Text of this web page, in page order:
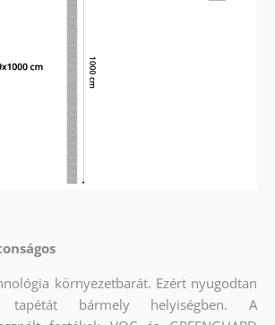
környezetbarát. Ezért nyugodtan
tapétát bármely helyiségben. A